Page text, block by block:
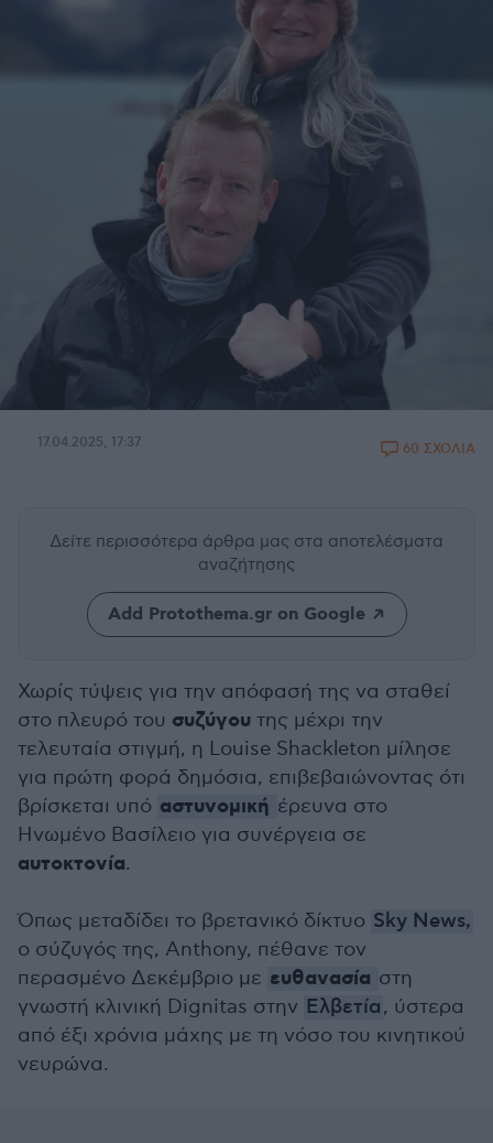
17.04.2025, 17:37 60 ΣΧΟΛΙΑ
Δείτε περισσότερα άρθρα μας στα αποτελέσματα
αναζήτησης
Add Protothema.gr on Google
Χωρίς τύψεις για την απόφασή της να σταθεί
στο πλευρό του συζύγου της μέχρι την
τελευταία στιγμή, η Louise Shackleton μίλησε
για πρώτη φορά δημόσια, επιβεβαιώνοντας ότι
βρίσκεται υπό αστυνομική έρευνα στο
Ηνωμένο Βασίλειο για συνέργεια σε
αυτοκτονία.
Όπως μεταδίδει το βρετανικό δίκτυο Sky News,
ο σύζυγός της, Anthony, πέθανε τον
περασμένο Δεκέμβριο με ευθανασία στη
γνωστή κλινική Dignitas στην Ελβετία, ύστερα
από έξι χρόνια μάχης με τη νόσο του κινητικού
νευρώνα.